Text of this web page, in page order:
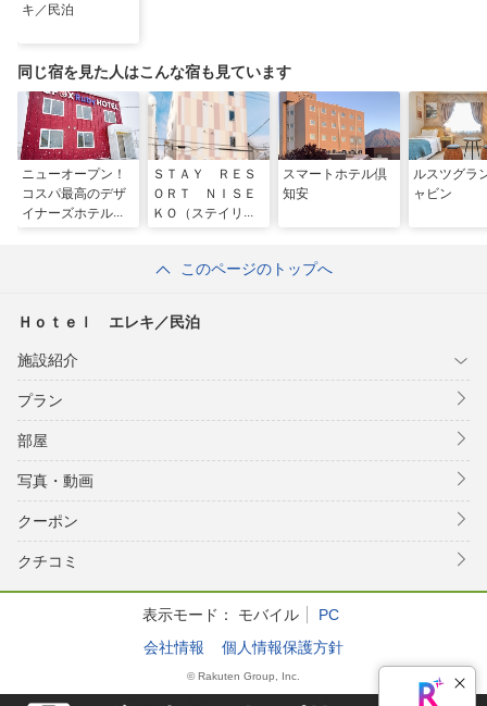
キ／民泊
同じ宿を見た人はこんな宿も見ています
ニューオープン！
コスパ最高のデザ
イナーズホテルＱ
ＳＴＡＹ ＲＥＳ
ＯＲＴ ＮＩＳＥ
ＫＯ（ステイリゾ
スマートホテル倶
知安
ルスツグラ
ャビン
このページのトップへ
Ｈｏｔｅｌ エレキ／民泊
施設紹介
プラン
部屋
写真・動画
クーポン
クチコミ
表示モード： モバイル
PC
会社情報
個人情報保護方針
© Rakuten Group, Inc.